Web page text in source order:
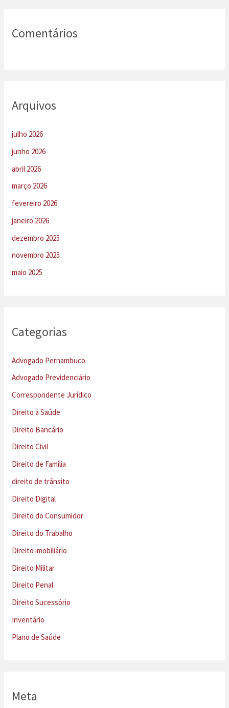
Comentários
Arquivos
julho 2026
junho 2026
abril 2026
março 2026
fevereiro 2026
janeiro 2026
dezembro 2025
novembro 2025
maio 2025
Categorias
Advogado Pernambuco
Advogado Previdenciário
Correspondente Jurídico
Direito à Saúde
Direito Bancário
Direito Civil
Direito de Família
direito de trânsito
Direito Digital
Direito do Consumidor
Direito do Trabalho
Direito imobiliário
Direito Militar
Direito Penal
Direito Sucessório
Inventário
Plano de Saúde
Meta